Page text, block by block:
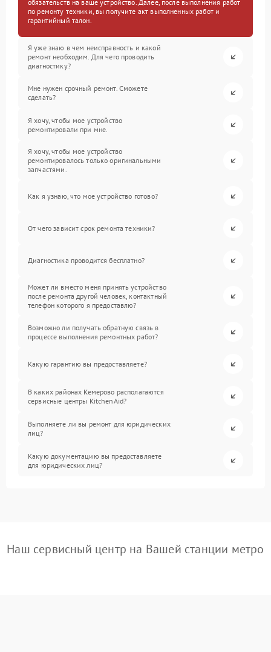
обязательств на ваше устройство. Далее, после выполнения работ
по ремонту техники, вы получите акт выполненных работ и
гарантийный талон.
Я уже знаю в чем неисправность и какой
ремонт необходим. Для чего проводить
диагностику?
Мне нужен срочный ремонт. Сможете
сделать?
Я хочу, чтобы мое устройство
ремонтировали при мне.
Я хочу, чтобы мое устройство
ремонтировалось только оригинальными
запчастями.
Как я узнаю, что мое устройство готово?
От чего зависит срок ремонта техники?
Диагностика проводится бесплатно?
Может ли вместо меня принять устройство
после ремонта другой человек, контактный
телефон которого я предоставлю?
Возможно ли получать обратную связь в
процессе выполнения ремонтных работ?
Какую гарантию вы предоставляете?
В каких районах Кемерово располагаются
сервисные центры KitchenAid?
Выполняете ли вы ремонт для юридических
лиц?
Какую документацию вы предоставляете
для юридических лиц?
Наш сервисный центр на Вашей станции метро